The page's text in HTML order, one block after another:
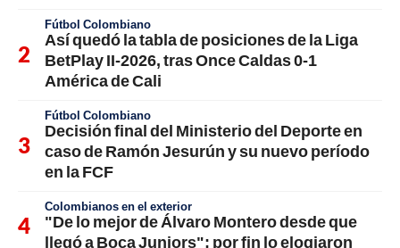
Fútbol Colombiano
Así quedó la tabla de posiciones de la Liga
BetPlay II-2026, tras Once Caldas 0-1
América de Cali
Fútbol Colombiano
Decisión final del Ministerio del Deporte en
caso de Ramón Jesurún y su nuevo período
en la FCF
Colombianos en el exterior
"De lo mejor de Álvaro Montero desde que
llegó a Boca Juniors"; por fin lo elogiaron